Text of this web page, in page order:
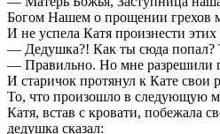
Богом Нашем о прощении грехов
И не успела Катя произнести
— Дедушка?! Как ты сюда
— Правильно. Но мне разрешили
И старичок протянул к Кате свои
То, что произошло в следующую
Катя, встав с кровати, побежала
дедушка сказал: